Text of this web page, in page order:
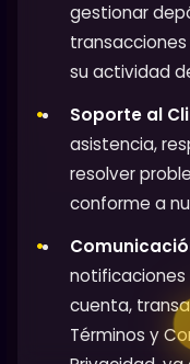
gestionar
su actividad
Soporte al
asistencia,
resolver
conforme a
notificaciones
cuenta,
Términos y